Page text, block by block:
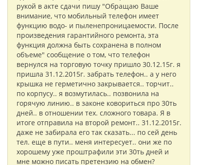
рукой в акте сдачи пишу "Обращаю Ваше
внимание, что мобильный телефон имеет
функцию водо- и пыленепроницаемости. После
произведения гарантийного ремонта, эта
функция должна быть сохранена в полном
объеме" сообщение о том, что телефон
вернулся на торговую точку пришло 30.12.15г. я
пришла 31.12.2015г. забрать телефон.. а у него
крышка не герметично закрывается.. торчит..
по корпусу.. я возмутилась.. позвонила на
горячую линию.. в законе ковориться про 30ть
дней.. в отношении тех. сложного товара. Я в
итоге отправила на второй ремонт.. 31.12.2015г.
даже не забирала его так сказать... по сей день
тел. еще в пути.. меня интересует.. они же по
хорошему уже проштрафили эти 30ть дней и
мне можно писать претензию на обмен?